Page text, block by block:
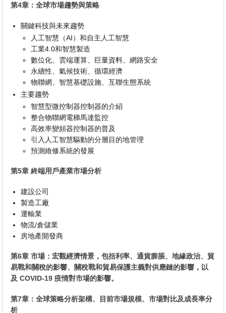
第4章：全球市場趨勢與策略
關鍵科技與未來趨勢
人工智慧（AI）和自主人工智慧
工業4.0和智慧製造
數位化、雲端運算、巨量資料、網路安全
永續性、氣候技術、循環經濟
物聯網、智慧基礎設施、互聯生態系統
主要趨勢
智慧型微控制器控制器的介紹
整合物聯網電梯馬達監控
高效率變頻器控制器的普及
引入人工智慧驅動的分層目的地管理
預測維修系統的發展
第5章 終端用戶產業市場分析
建設公司
製造工廠
運輸業
物流/倉儲業
房地產開發商
第6章 市場：宏觀經濟情景，包括利率、通貨膨脹、地緣政治、貿
易戰和關稅的影響、關稅戰和貿易保護主義對供應鏈的影響，以
及 COVID-19 疫情對市場的影響。
第7章：全球策略分析架構、目前市場規模、市場對比及成長率分
析